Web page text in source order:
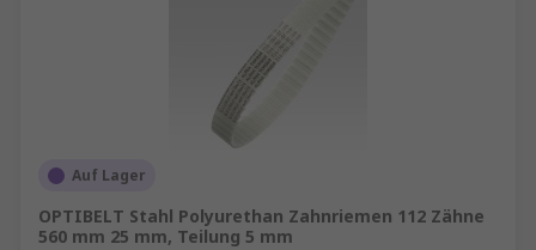
Auf Lager
OPTIBELT Stahl Polyurethan Zahnriemen 112 Zähne
560 mm 25 mm, Teilung 5 mm